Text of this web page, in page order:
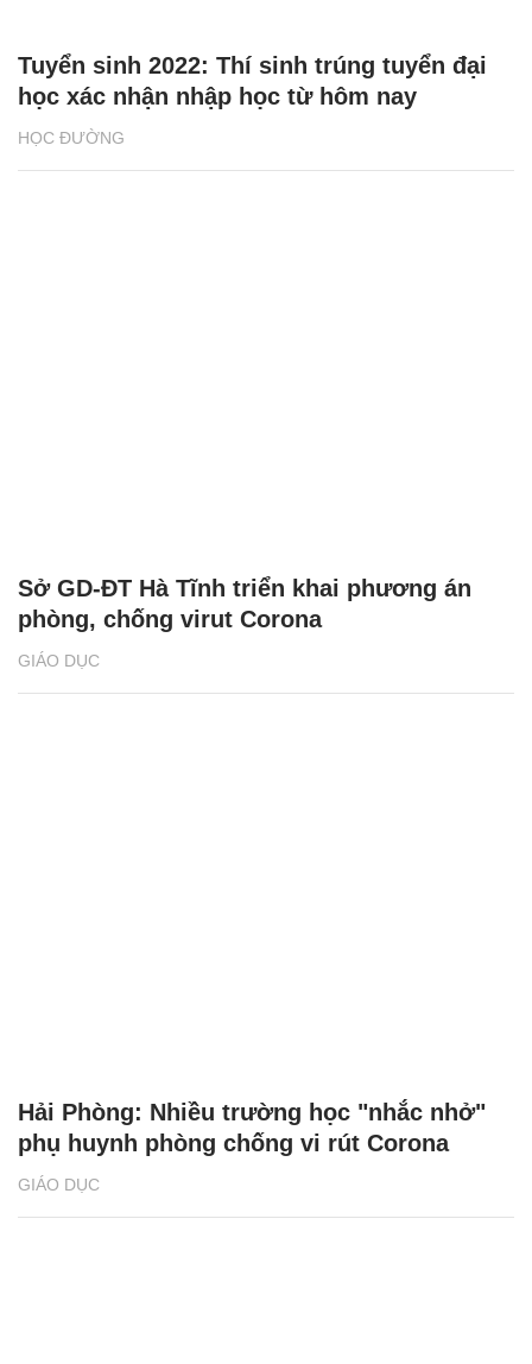
HỌC ĐƯỜNG
Tuyển sinh 2022: Thí sinh trúng tuyển đại
học xác nhận nhập học từ hôm nay
GIÁO DỤC
Sở GD-ĐT Hà Tĩnh triển khai phương án
phòng, chống virut Corona
GIÁO DỤC
Hải Phòng: Nhiều trường học "nhắc nhở"
phụ huynh phòng chống vi rút Corona